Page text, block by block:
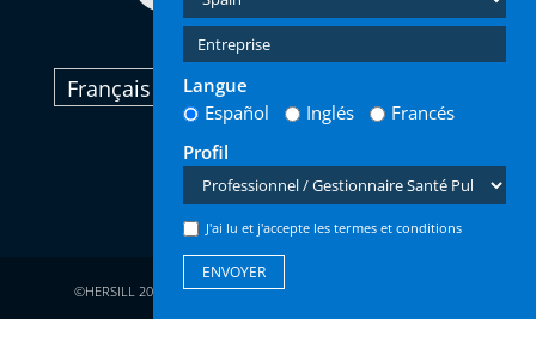
Français
©HERSILL 2026 - Droits Légaux Réservés |
Cookies|Design WAKA
Langue
Español
Inglés
Francés
Profil
J'ai lu et j'accepte les termes et conditions